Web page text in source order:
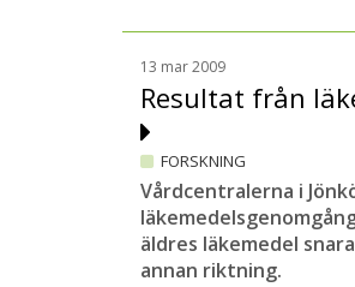
13 mar 2009
Resultat från
FORSKNING
Vårdcentralerna i
äldres läkemedel
annan riktning.